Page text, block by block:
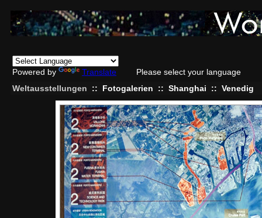
Powered by Translate
Please select your language
Weltausstellungen
:: Fotogalerien :: Shanghai :: Venedig